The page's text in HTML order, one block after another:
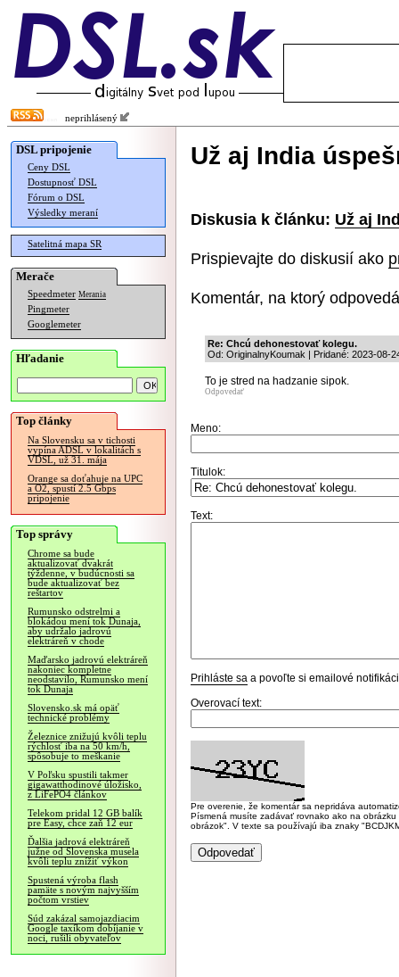
neprihlásený
DSL pripojenie
Ceny DSL
Dostupnosť DSL
Fórum o DSL
Výsledky meraní
Satelitná mapa SR
Merače
Speedmeter Merania
Pingmeter
Googlemeter
Hľadanie
Top články
Na Slovensku sa v tichosti
vypína ADSL v lokalitách s
VDSL, už 31. mája
Orange sa doťahuje na UPC
a O2, spustí 2.5 Gbps
pripojenie
Top správy
Chrome sa bude
aktualizovať dvakrát
týždenne, v budúcnosti sa
bude aktualizovať bez
reštartov
Rumunsko odstrelmi a
blokádou mení tok Dunaja,
aby udržalo jadrovú
elektráreň v chode
Maďarsko jadrovú elektráreň
nakoniec kompletne
neodstavilo, Rumunsko mení
tok Dunaja
Slovensko.sk má opäť
technické problémy
Železnice znižujú kvôli teplu
rýchlosť iba na 50 km/h,
spôsobuje to meškanie
V Poľsku spustili takmer
gigawatthodinové úložisko,
z LiFePO4 článkov
Telekom pridal 12 GB balík
pre Easy, chce zaň 12 eur
Ďalšia jadrová elektráreň
južne od Slovenska musela
kvôli teplu znížiť výkon
Spustená výroba flash
pamäte s novým najvyšším
počtom vrstiev
Súd zakázal samojazdiacim
Google taxíkom dobíjanie v
noci, rušili obyvateľov
Už aj India
Diskusia k článku: Už aj
Prispievajte do diskusií ako
Komentár, na ktorý
Re: Chcú dehonestovať kolegu.
Od: OriginalnyKoumak | Pridané: 2023-08-
To je stred na hadzanie sipok.
Odpovedať
Meno:
Titulok:
Text:
Prihláste sa a povoľte si emailové
Overovací text:
Pre overenie, že komentár sa nepridáva
Písmená musíte zadávať rovnako ako na
obrázok". V texte sa používajú iba znaky